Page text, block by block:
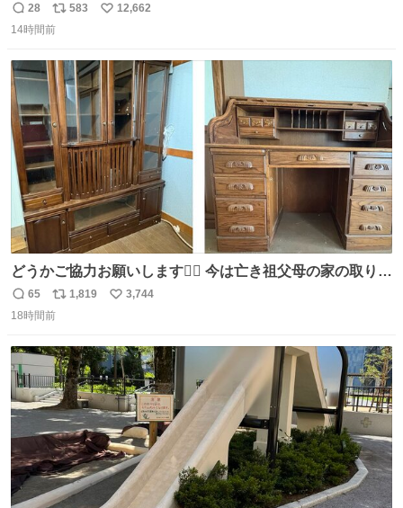
返
信
28
リ
ポ
ト
数
583
い
数
12,662
14時間前
どうかご協力お願いします🙇‍♂️ 今は亡き祖父母の家の取り壊
しが決まり、どうしても処分して欲しくない食器棚と机の
引き取り手を探しております この2つは私の祖母が当初一
さで亡くなりましたが、この家具達をとても大切にしてお
りました 続く↓
返
信
65
リ
ポ
ト
数
1,819
い
数
3,744
18時間前